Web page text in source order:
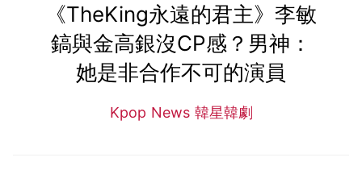
《TheKing永遠的君主》李敏
鎬與金高銀沒CP感？男神：
她是非合作不可的演員
Kpop News 韓星韓劇